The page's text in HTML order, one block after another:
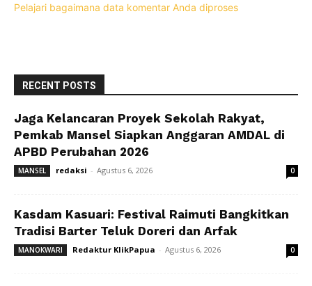
Pelajari bagaimana data komentar Anda diproses
RECENT POSTS
Jaga Kelancaran Proyek Sekolah Rakyat,
Pemkab Mansel Siapkan Anggaran AMDAL di
APBD Perubahan 2026
MANSEL redaksi - Agustus 6, 2026 0
Kasdam Kasuari: Festival Raimuti Bangkitkan
Tradisi Barter Teluk Doreri dan Arfak
MANOKWARI Redaktur KlikPapua - Agustus 6, 2026 0